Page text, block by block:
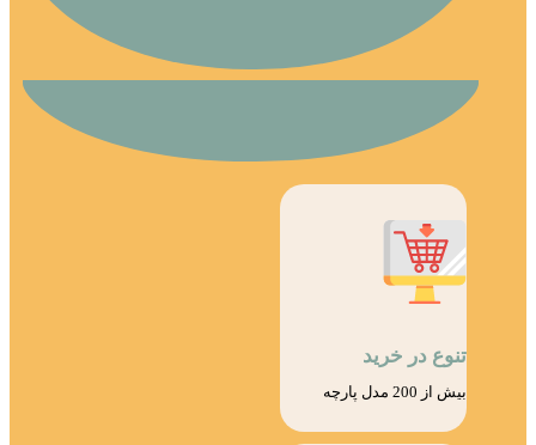
تنوع در خرید
بیش از 200 مدل پارچه